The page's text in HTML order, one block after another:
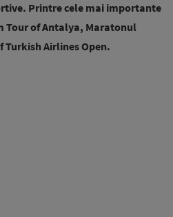
Printre cele mai importante
Tour of Antalya, Maratonul
Airlines Open.